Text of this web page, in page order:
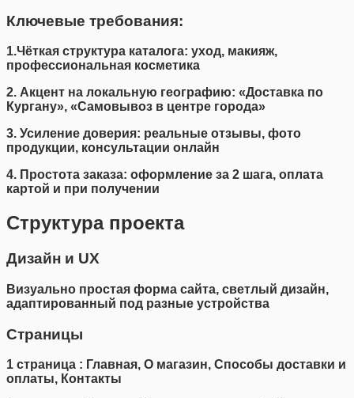
Ключевые требования:
1.Чёткая структура каталога: уход, макияж,
профессиональная косметика
2. Акцент на локальную географию: «Доставка по
Кургану», «Самовывоз в центре города»
3. Усиление доверия: реальные отзывы, фото
продукции, консультации онлайн
4. Простота заказа: оформление за 2 шага, оплата
картой и при получении
Структура проекта
Дизайн и UX
Визуально простая форма сайта, светлый дизайн,
адаптированный под разные устройства
Страницы
1 страница : Главная, О магазин, Способы доставки и
оплаты, Контакты